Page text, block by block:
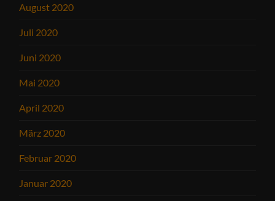
August 2020
Juli 2020
Juni 2020
Mai 2020
April 2020
März 2020
Februar 2020
Januar 2020